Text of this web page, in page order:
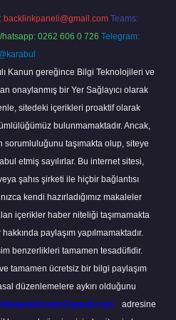
backlinkpaneli@gmail.com Teams:
0262 606 0 726 Telegram:
Kanun gereğince Bilgi Teknolojileri ve
onaylanmış bir Yer Sağlayıcı olarak
sitedeki içerikleri proaktif olarak
bulunmamaktadır. Ancak,
sorumluluğunu taşımakta olup, siteye
etmiş sayılırlar. Bu internet sitesi,
şahıs şirketi ile hiçbir bağlantısı
kendi hazırladığımız makaleler
içerikler haber niteliği taşımamakta
paylaşım yapılmamaktadır.
benzerlikleri tamamen tesadüfidir.
tamamen ücretsiz bir bilgi paylaşım
düzenlemelere aykırı olduğunu
adresine